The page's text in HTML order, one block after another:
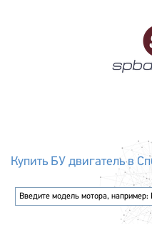
Купить БУ двигатель в